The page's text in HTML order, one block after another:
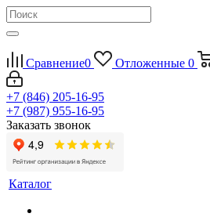
Сравнение0 Отложенные 0
+7 (846) 205-16-95
+7 (987) 955-16-95
Заказать звонок
Каталог